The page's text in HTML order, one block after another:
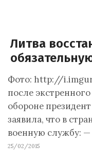
Литва
Фото: http://
после
обороне
заявила, что в
военную службу: —
25/02/2015